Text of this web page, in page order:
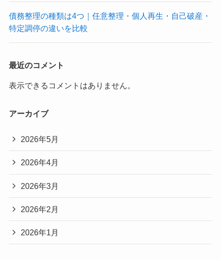
債務整理の種類は4つ｜任意整理・個人再生・自己破産・
特定調停の違いを比較
最近のコメント
表示できるコメントはありません。
アーカイブ
2026年5月
2026年4月
2026年3月
2026年2月
2026年1月